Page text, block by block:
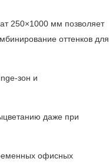
250×1000 мм позволяет
оттенков для
зон и
даже при
офисных